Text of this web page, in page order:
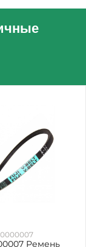
0000007
Ремень